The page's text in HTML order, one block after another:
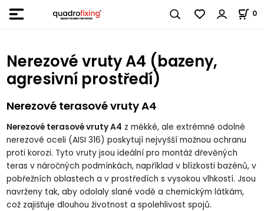
0
Nerezové vruty A4 (bazeny,
agresivní prostředí)
Nerezové terasové vruty A4
Nerezové terasové vruty A4 z měkké, ale extrémně odolné
nerezové oceli (AISI 316) poskytují nejvyšší možnou ochranu
proti korozi. Tyto vruty jsou ideální pro montáž dřevěných
teras v náročných podmínkách, například v blízkosti bazénů, v
pobřežních oblastech a v prostředích s vysokou vlhkostí. Jsou
navrženy tak, aby odolaly slané vodě a chemickým látkám,
což zajišťuje dlouhou životnost a spolehlivost spojů.